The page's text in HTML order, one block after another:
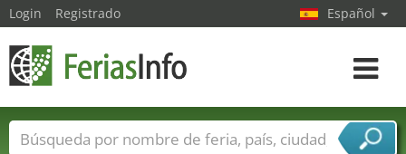
Login Registrado Español
toggle